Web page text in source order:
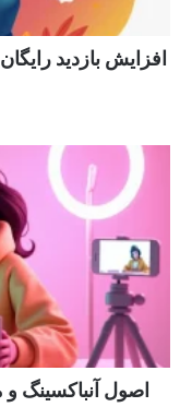
افزایش بازدید
اصول آنباکسینگ